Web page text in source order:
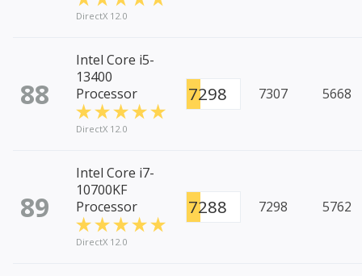
DirectX 12.0
88
Intel Core i5-
13400
Processor
DirectX 12.0
7298 7307 5668
89
Intel Core i7-
10700KF
Processor
DirectX 12.0
7288 7298 5762